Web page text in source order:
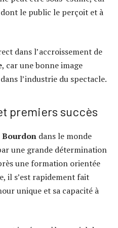
le public le perçoit et à
dans l’accroissement de
, car une bonne image
l’industrie du spectacle.
premiers succès
dans le monde
une grande détermination
une formation orientée
il s’est rapidement fait
unique et sa capacité à